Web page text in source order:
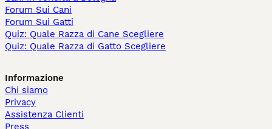
Forum Sui Cani
Forum Sui Gatti
Quiz: Quale Razza di Cane Scegliere
Quiz: Quale Razza di Gatto Scegliere
Informazione
Chi siamo
Privacy
Assistenza Clienti
Press